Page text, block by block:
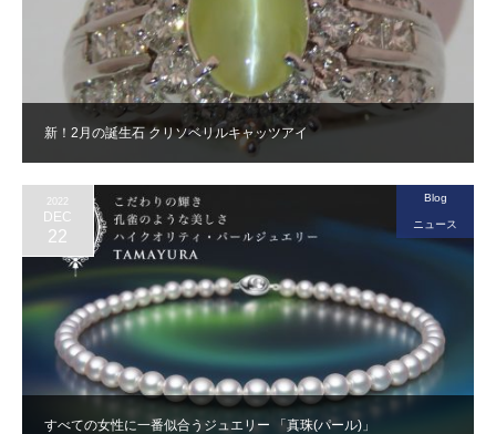
新！2月の誕生石 クリソベリルキャッツアイ
すべての女性に一番似合うジュエリー 「真珠(パール)」
2022
DEC
22
Blog
ニュース